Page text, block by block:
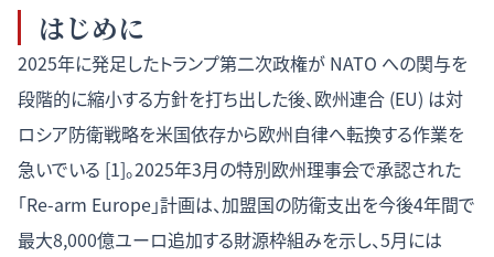
はじめに
2025年に発足したトランプ第二次政権が NATO への関与を
段階的に縮小する方針を打ち出した後、欧州連合 (EU) は対
ロシア防衛戦略を米国依存から欧州自律へ転換する作業を
急いでいる [1]。2025年3月の特別欧州理事会で承認された
「Re-arm Europe」計画は、加盟国の防衛支出を今後4年間で
最大8,000億ユーロ追加する財源枠組みを示し、5月には